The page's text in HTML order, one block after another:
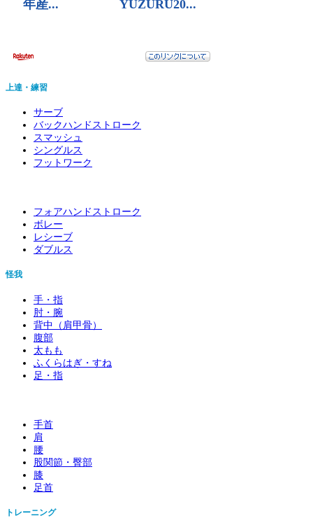
上達・練習
サーブ
バックハンドストローク
スマッシュ
シングルス
フットワーク
フォアハンドストローク
ボレー
レシーブ
ダブルス
怪我
手・指
肘・腕
背中（肩甲骨）
腹部
太もも
ふくらはぎ・すね
足・指
手首
肩
腰
股関節・臀部
膝
足首
トレーニング